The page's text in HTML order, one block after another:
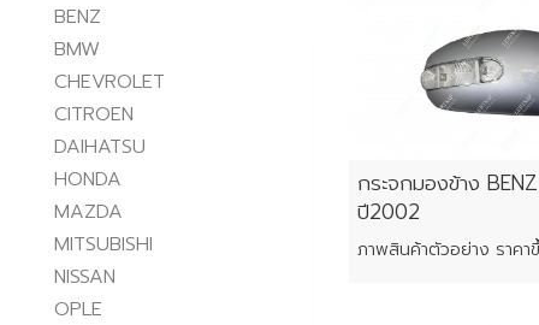
BENZ
BMW
CHEVROLET
CITROEN
DAIHATSU
HONDA
MAZDA
MITSUBISHI
NISSAN
OPLE
กระจกมองข้าง
ปี2002